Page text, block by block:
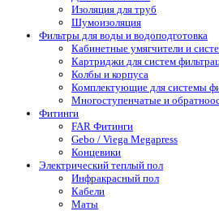
Изоляция для труб
Шумоизоляция
Фильтры для воды и водоподготовка
Кабинетные умягчители и
Картриджи для систем
Колбы и корпуса
Комплектующие для системы
Многоступенчатые и
Фитинги
FAR Фитинги
Gebo / Viega Megapress
Концевики
Электрический теплый пол
Инфракрасный пол
Кабели
Маты